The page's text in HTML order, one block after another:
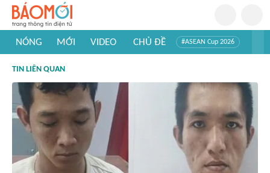
NÓNG MỚI VIDEO CHỦ ĐỀ #ASEAN Cup 2026
#Khám phá Việt Nam
TIN LIÊN QUAN